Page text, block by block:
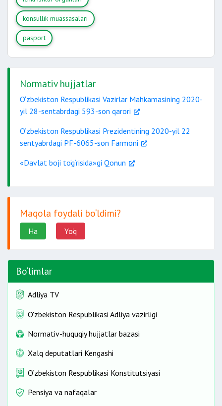
konsullik muassasalari
pasport
Normativ hujjatlar
O‘zbekiston Respublikasi Vazirlar Mahkamasining 2020-
yil 28-sentabrdagi 593-son qarori
O‘zbekiston Respublikasi Prezidentining 2020-yil 22
sentyabrdagi PF-6065-son Farmoni
«Davlat boji to‘g‘risida»gi Qonun
Maqola foydali bo‘ldimi?
Ha Yo'q
Bo‘limlar
Adliya TV
O'zbekiston Respublikasi Adliya vazirligi
Normativ-huquqiy hujjatlar bazasi
Xalq deputatlari Kengashi
O‘zbekiston Respublikasi Konstitutsiyasi
Pensiya va nafaqalar